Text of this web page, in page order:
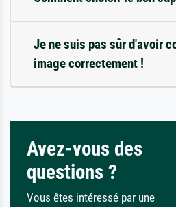
Je ne suis pas sûr d'avoir
image correctement !
Avez-vous des
questions ?
Vous êtes intéressé par une